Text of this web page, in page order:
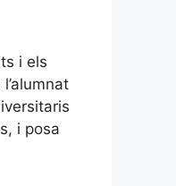
i els
i posa